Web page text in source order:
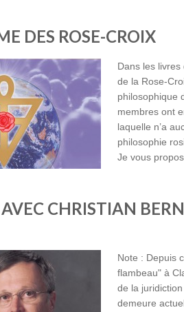
DES ROSE-CROIX
Dans les livres
de la Rose-
philosophique
membres ont
laquelle n’a
philosophie
Je vous
CHRISTIAN
Note : Depuis
flambeau" à
de la
demeure